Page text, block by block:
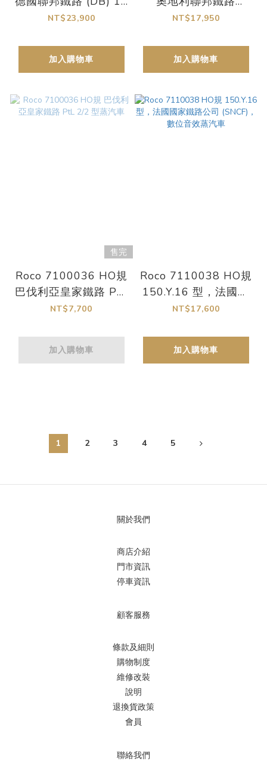
001 型 數位音效蒸汽
NT$23,900
加入購物車
(ÖBB) 50.685 型，數
NT$17,950
加入購物車
售完
Roco 7100036 HO規
巴伐利亞皇家鐵路 PtL
2/2 型蒸汽車
NT$7,700
加入購物車
Roco 7110038 HO規
150.Y.16 型，法國國
家鐵路公司 (SNCF)，
NT$17,600
加入購物車
1 2 3 4 5
關於我們
商店介紹
門市資訊
停車資訊
顧客服務
條款及細則
購物制度
維修改裝
說明
退換貨政策
會員
聯絡我們